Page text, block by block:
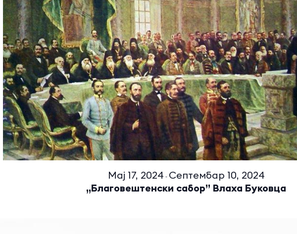
„Благовештенски сабор” Влаха Буковца
Мај 17, 2024 - Септембар 10, 2024